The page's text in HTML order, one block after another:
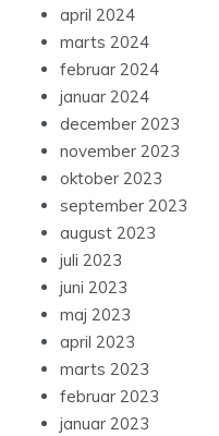
april 2024
marts 2024
februar 2024
januar 2024
december 2023
november 2023
oktober 2023
september 2023
august 2023
juli 2023
juni 2023
maj 2023
april 2023
marts 2023
februar 2023
januar 2023